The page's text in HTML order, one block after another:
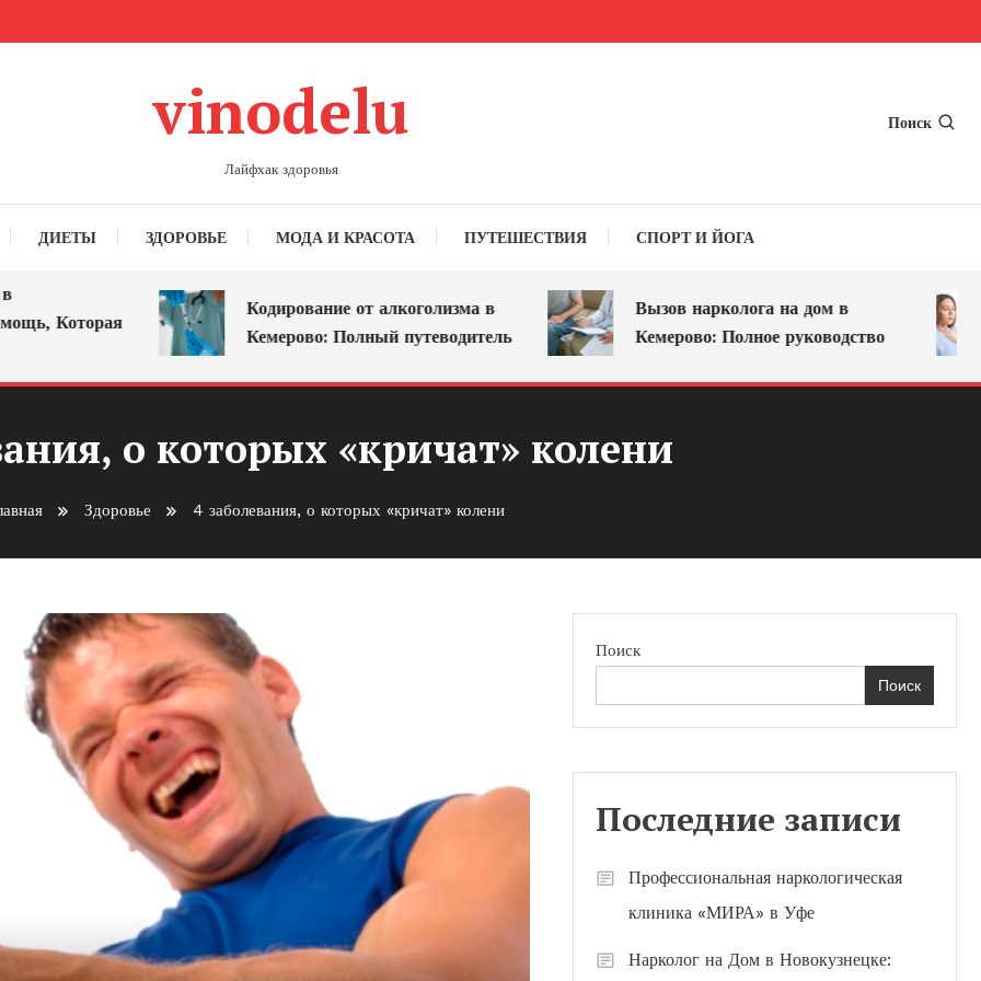
vinodelu
Лайфхак здоровья
Поиск
ДИЕТЫ ЗДОРОВЬЕ МОДА И КРАСОТА ПУТЕШЕСТВИЯ СПОРТ И ЙОГА
Которая
Кодирование от алкоголизма в
Кемерово: Полный путеводитель
Вызов нарколога на дом в
Кемерово: Полное руководство
о которых «кричат» колени
Здоровье 4 заболевания, о которых «кричат» колени
Поиск
Поиск
Последние записи
Профессиональная наркологическая
клиника «МИРА» в Уфе
Нарколог на Дом в Новокузнецке: